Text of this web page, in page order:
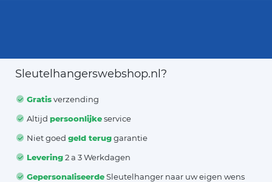
Sleutelhangerswebshop.nl?
Gratisverzending
Altijdpersoonlijkeservice
Niet goedgeld teruggarantie
Levering2 a 3 Werkdagen
GepersonaliseerdeSleutelhanger naar uw eigen wens